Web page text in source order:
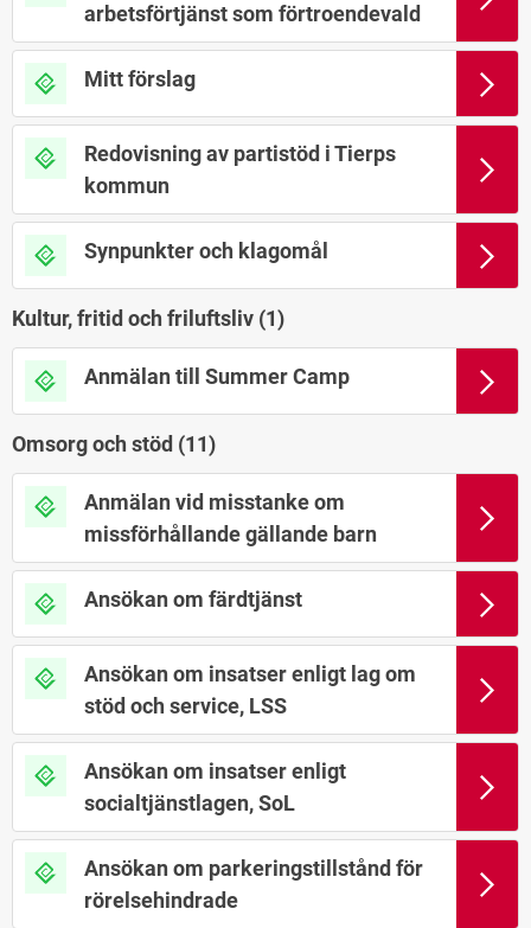
arbetsförtjänst som förtroendevald
Mitt förslag
Redovisning av partistöd i Tierps
kommun
Synpunkter och klagomål
Kultur, fritid och friluftsliv (1)
Anmälan till Summer Camp
Omsorg och stöd (11)
Anmälan vid misstanke om
missförhållande gällande barn
Ansökan om färdtjänst
Ansökan om insatser enligt lag om
stöd och service, LSS
Ansökan om insatser enligt
socialtjänstlagen, SoL
Ansökan om parkeringstillstånd för
rörelsehindrade